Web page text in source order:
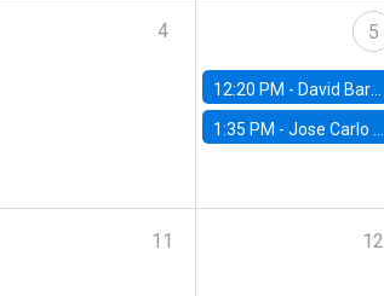
4 5
12:20 PM - David Bardey, Universidad de los Andes - CEDE
1:35 PM -Jose Carlo Bermudez, UC (ME) & World Bank
11 12